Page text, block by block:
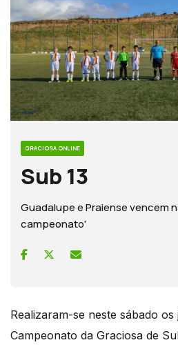
GRACIOSA ONLINE
Sub 13
Guadalupe e Praiense vencem
campeonato'
Realizaram-se neste sábado
Campeonato da Graciosa de